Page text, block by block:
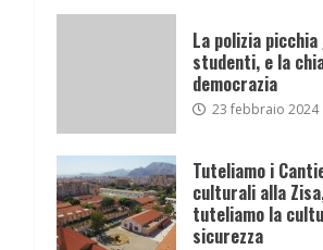
La polizia
studenti, e la
democrazia
23 febbraio 2024
Tuteliamo i
culturali alla
tuteliamo la
sicurezza